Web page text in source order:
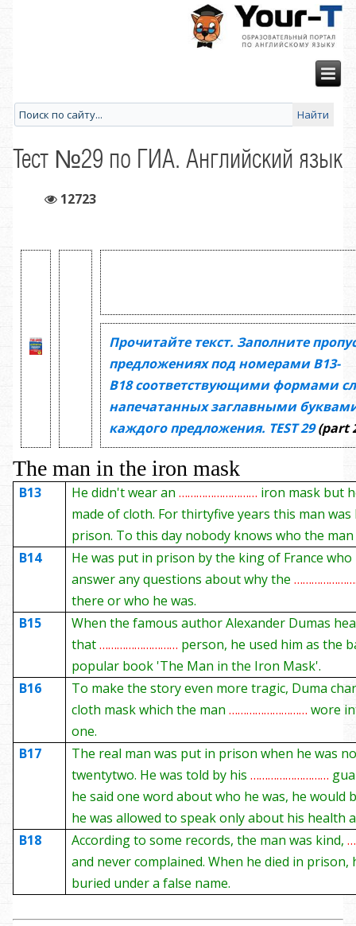
Тест №29 по ГИА. Английский язык
12723
Прочитайте текст. Заполните
предложениях под номерамиВ13-
В18соответствующими формами
напечатанных заглавными
каждого предложения. TEST29(part
The man in the iron mask
B13 He didn't wear an……………………… iron mask but
made of cloth. For thirty­five years this man
prison. To this day nobody knows who the man
B14
He was put in prison by the king of France
answer any questions about why the
there or who he was.
B15
When the famous author Alexander Dumas
that……………………… person, he used him as the
popular book 'The Man in the Iron Mask'.
B16
To make the story even more tragic, Duma
cloth mask which the man………………………wore
one.
B17
The real man was put in prison when he was
twenty­two. He was told by his………………………
he said one word about who he was, he would
he was allowed to speak only about his health
B18
According to some records, the man was kind,
and never complained. When he died in prison,
buried under a false name.